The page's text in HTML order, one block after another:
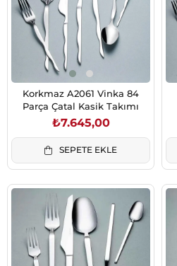
Korkmaz A2061 Vinka 84
Parça Çatal Kasik Takımı
₺7.645,00
SEPETE EKLE